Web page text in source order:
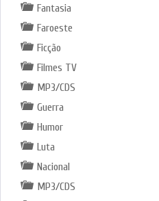
Fantasia
Faroeste
Ficção
Filmes TV
MP3/CDS
Guerra
Humor
Luta
Nacional
MP3/CDS